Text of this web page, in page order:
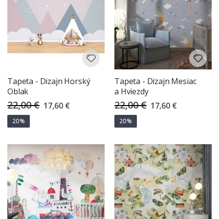
Tapeta - Dizajn Horský
Oblak
22,00 € Special
Price
17,60 €
20%
Tapeta - Dizajn Mesiac
a Hviezdy
22,00 € Special
Price
17,60 €
20%